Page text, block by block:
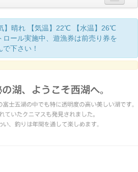
】晴れ 【気温】22℃ 【水温】26℃
ロール実施中、遊漁券は前売り券を
下さい！